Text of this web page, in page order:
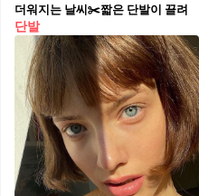
더워지는 날씨✂️짧은 단발이 끌려
단발